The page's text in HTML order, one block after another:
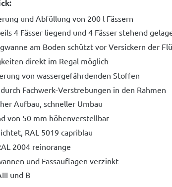
und Abfüllung von 200 l Fässern
4 Fässer liegend und 4 Fässer stehend
am Boden schützt vor Versickern der
direkt im Regal möglich
von wassergefährdenden Stoffen
Fachwerk-Verstrebungen in den Rahmen
Aufbau, schneller Umbau
von 50 mm höhenverstellbar
RAL 5019 capriblau
2004 reinorange
und Fassauflagen verzinkt
und B